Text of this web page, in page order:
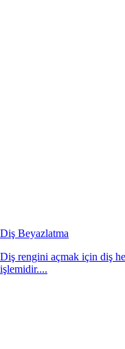
Diş Beyazlatma
Diş rengini açmak için diş
işlemidir....